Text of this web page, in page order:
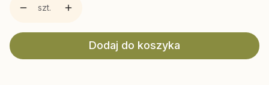
szt.
Dodaj do koszyka